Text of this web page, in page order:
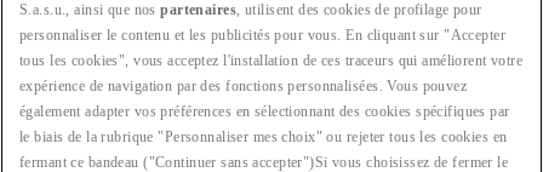
LEGAL/PRIVACY
PAYS : FR
S.a.s.u., ainsi que nospartenaires, utilisent des cookies de profilage pour
personnaliser le contenu et les publicités pour vous. En cliquant sur "Accepter
tous les cookies", vous acceptez l'installation de ces traceurs qui améliorent votre
expérience de navigation par des fonctions personnalisées. Vous pouvez
également adapter vos préférences en sélectionnant des cookies spécifiques par
le biais de la rubrique "Personnaliser mes choix" ou rejeter tous les cookies en
fermant ce bandeau ("Continuer sans accepter")​ Si vous choisissez de fermer le